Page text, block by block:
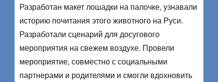
Разработан макет лошадки на палочке, узнавали
историю почитания этого животного на Руси.
Разработали сценарий для досугового
мероприятия на свежем воздухе. Провели
мероприятие, совместно с социальными
партнерами и родителями и смогли вдохновить